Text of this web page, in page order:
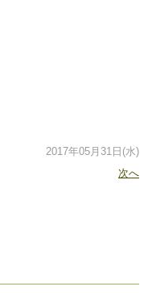
2017年05月31日(水)
次へ